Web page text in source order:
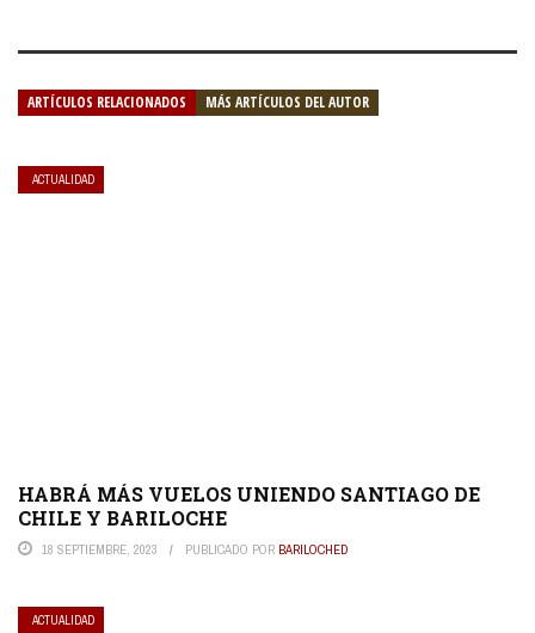
ARTÍCULOS RELACIONADOS MÁS ARTÍCULOS DEL AUTOR
ACTUALIDAD
HABRÁ MÁS VUELOS UNIENDO SANTIAGO DE
CHILE Y BARILOCHE
18 SEPTIEMBRE, 2023 PUBLICADO POR BARILOCHED
ACTUALIDAD